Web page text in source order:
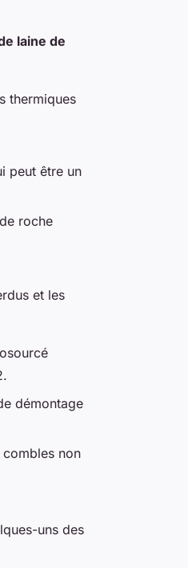
laine de
thermiques
peut être un
roche
et les
démontage
combles non
uns des